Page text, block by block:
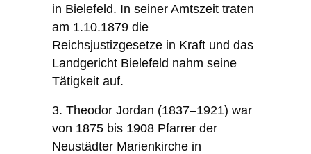
in Bielefeld. In seiner Amtszeit traten
am 1.10.1879 die
Reichsjustizgesetze in Kraft und das
Landgericht Bielefeld nahm seine
Tätigkeit auf.
Theodor Jordan (1837–1921) war
von 1875 bis 1908 Pfarrer der
Neustädter Marienkirche in